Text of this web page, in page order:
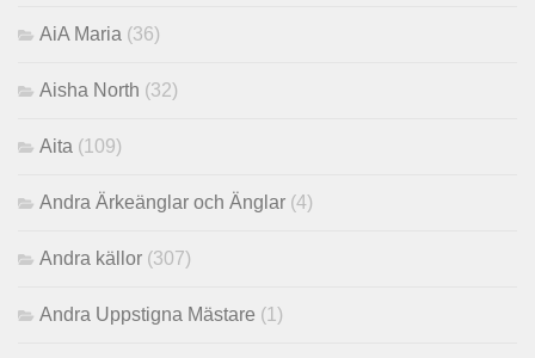
AiA Maria (36)
Aisha North (32)
Aita (109)
Andra Ärkeänglar och Änglar (4)
Andra källor (307)
Andra Uppstigna Mästare (1)